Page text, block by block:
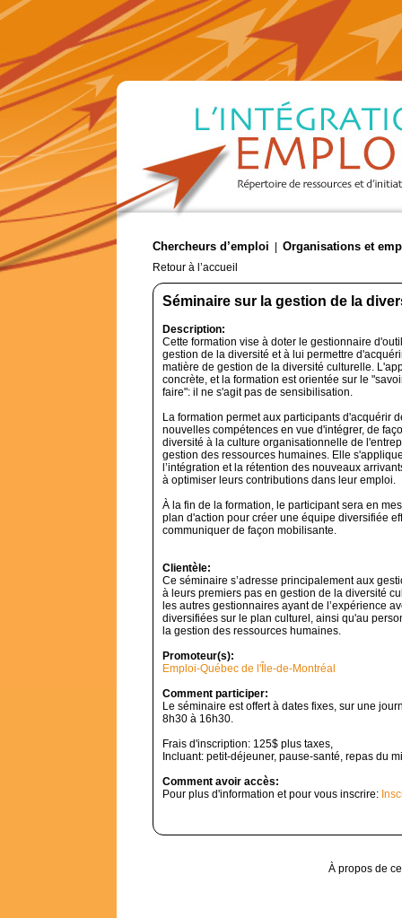
Chercheurs d’emploi Organisations et
Retour à l’accueil
Séminaire sur la gestion de la
Description:
Cette formation vise à doter le gestionnaire
gestion de la diversité et à lui permettre
matière de gestion de la diversité culturelle.
concrète, et la formation est orientée sur le
faire": il ne s'agit pas de sensibilisation.
La formation permet aux participants d'acquérir
nouvelles compétences en vue d'intégrer, de
diversité à la culture organisationnelle de
gestion des ressources humaines. Elle
l’intégration et la rétention des nouveaux
à optimiser leurs contributions dans leur emploi.
À la fin de la formation, le participant sera en
plan d'action pour créer une équipe diversifiée
communiquer de façon mobilisante.
Clientèle:
Ce séminaire s’adresse principalement aux
à leurs premiers pas en gestion de la diversité
les autres gestionnaires ayant de l’expérience
diversifiées sur le plan culturel, ainsi qu'au
la gestion des ressources humaines.
Promoteur(s):
Emploi-Québec de l'Île-de-Montréal
Comment participer:
Le séminaire est offert à dates fixes, sur une
8h30 à 16h30.
Frais d'inscription: 125$ plus taxes,
Incluant: petit-déjeuner, pause-santé, repas du
Comment avoir accès:
Pour plus d'information et pour vous inscrire:
À propos de